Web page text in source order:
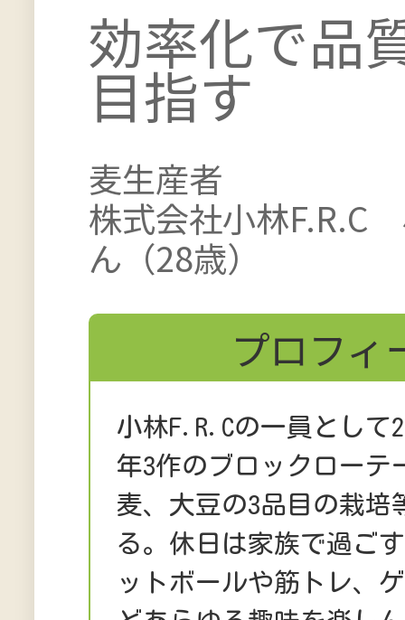
効率化で品
目指す
麦生産者
株式会社小林
ん（28歳）
プロフィ
小林F.R.Cの一員として
年3作のブロックローテ
麦、大豆の3品目の栽培
る。休日は家族で過ご
ットボールや筋トレ、